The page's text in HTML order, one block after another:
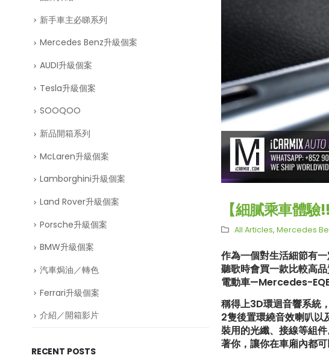
【細膩乘車體
All Articles, Mercedes
作為一個對生活細節有
聽歌時會買一款比較高
電動車—Mercedes-
稱得上3D環迴音響系統
2隻後置環繞音效喇叭
裝用的光纖、接線等組
著你，讓你在車廂內都
新手車主必睇系列
Mercedes Benz升級個案
AUDI升級個案
Tesla升級個案
SOOQOO
新品開箱系列
McLaren升級個案
Lamborghini升級個案
Land Rover升級個案
Porsche升級個案
BMW升級個案
汽車焗油／轉色
Ferrari升級個案
介紹／開箱影片
RECENT POSTS